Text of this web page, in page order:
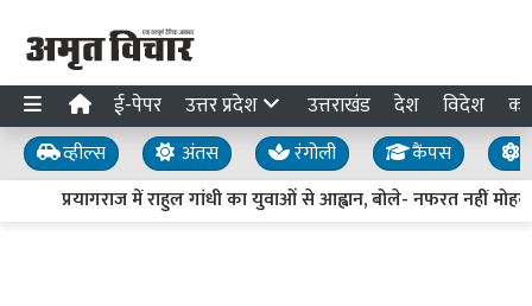
ई-पेपर उत्तर प्रदेश उत्तराखंड देश विदेश
व्हील्स अंतस रंगोली कैंपस
प्रयागराज में राहुल गांधी का युवाओं से आह्वान, बोले- नफरत नहीं